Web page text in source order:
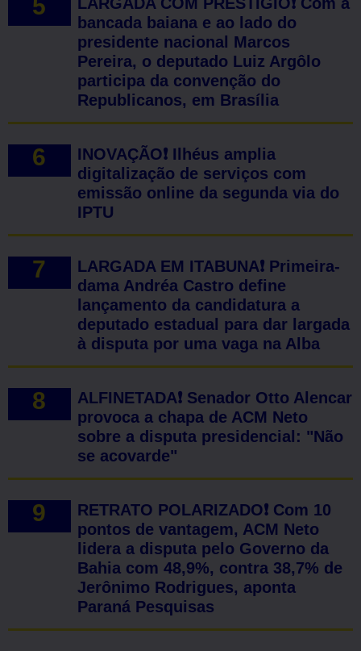
LARGADA COM PRESTÍGIO❗ Com a
bancada baiana e ao lado do
presidente nacional Marcos
Pereira, o deputado Luiz Argôlo
participa da convenção do
Republicanos, em Brasília
INOVAÇÃO❗ Ilhéus amplia
digitalização de serviços com
emissão online da segunda via do
IPTU
LARGADA EM ITABUNA❗ Primeira-
dama Andréa Castro define
lançamento da candidatura a
deputado estadual para dar largada
à disputa por uma vaga na Alba
ALFINETADA❗ Senador Otto Alencar
provoca a chapa de ACM Neto
sobre a disputa presidencial: "Não
se acovarde"
RETRATO POLARIZADO❗ Com 10
pontos de vantagem, ACM Neto
lidera a disputa pelo Governo da
Bahia com 48,9%, contra 38,7% de
Jerônimo Rodrigues, aponta
Paraná Pesquisas